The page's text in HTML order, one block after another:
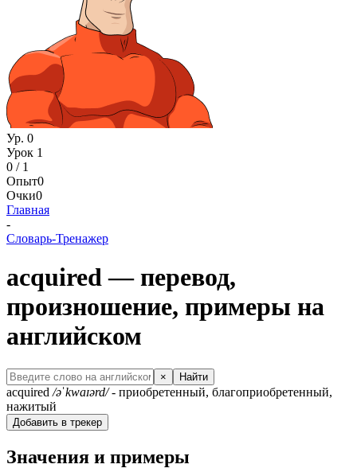
Ур. 0
Урок 1
0 / 1
Опыт0
Очки0
Главная
-
Словарь-Тренажер
acquired — перевод,
произношение, примеры на
английском
× Найти
acquired /əˈkwaɪərd/- приобретенный, благоприобретенный,
нажитый
Добавить в трекер
Значения и примеры